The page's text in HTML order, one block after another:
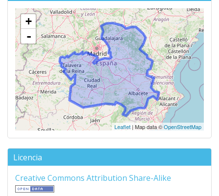
+
-
Leaflet| Map data ©OpenStreetMap
Licencia
Creative Commons Attribution Share-Alike